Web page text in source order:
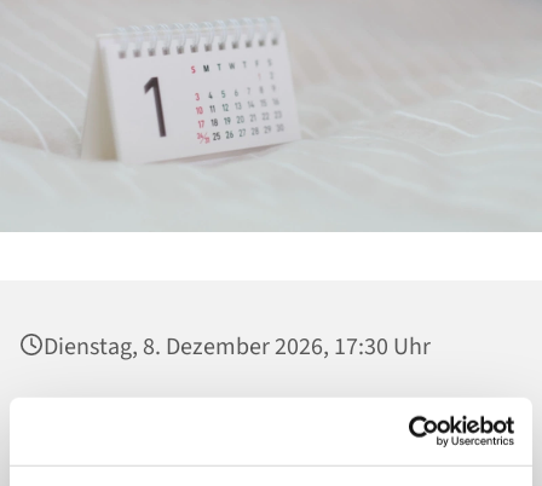
Dienstag, 8. Dezember 2026, 17:30 Uhr
Mater Dolorosa, Klosterkirche, Greifswalder